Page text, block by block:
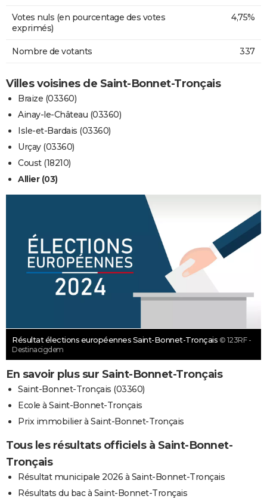
Votes nuls (en pourcentage des votes
exprimés)
4,75%
Nombre de votants 337
Villes voisines de Saint-Bonnet-Tronçais
Braize (03360)
Ainay-le-Château (03360)
Isle-et-Bardais (03360)
Urçay (03360)
Coust (18210)
Allier (03)
Résultat élections européennes Saint-Bonnet-Tronçais © 123RF -
Destinacigdem
En savoir plus sur Saint-Bonnet-Tronçais
Saint-Bonnet-Tronçais (03360)
Ecole à Saint-Bonnet-Tronçais
Prix immobilier à Saint-Bonnet-Tronçais
Tous les résultats officiels à Saint-Bonnet-
Tronçais
Résultat municipale 2026 à Saint-Bonnet-Tronçais
Résultats du bac à Saint-Bonnet-Tronçais